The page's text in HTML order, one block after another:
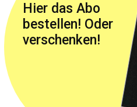
Hier das Abo
bestellen! Oder
verschenken!